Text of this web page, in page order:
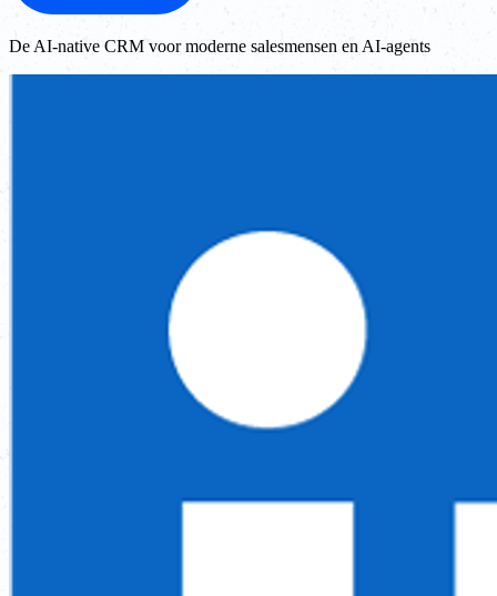
De AI-native CRM voor moderne salesmensen en AI-agents